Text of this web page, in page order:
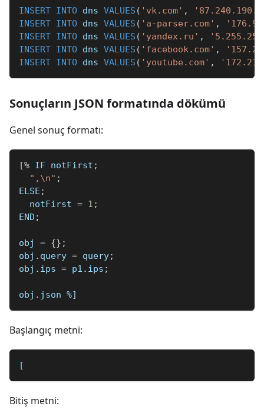
INSERT INTO dns VALUES ( 'vk.com' ,
INSERT INTO dns VALUES ( 'a-parser.com' ,
INSERT INTO dns VALUES ( 'yandex.ru' ,
INSERT INTO dns VALUES ( 'facebook.com' ,
INSERT INTO dns VALUES ( 'youtube.com' ,
Sonuçların JSON formatında dökümü
Genel sonuç formatı:
[% IF notFirst ;
",\n" ;
ELSE ;
  notFirst
= 1 ;
END ;
obj = {} ;
obj . query = query;
obj . ips = p1 . ips ;
obj . json %]
Başlangıç metni:
[
Bitiş metni: